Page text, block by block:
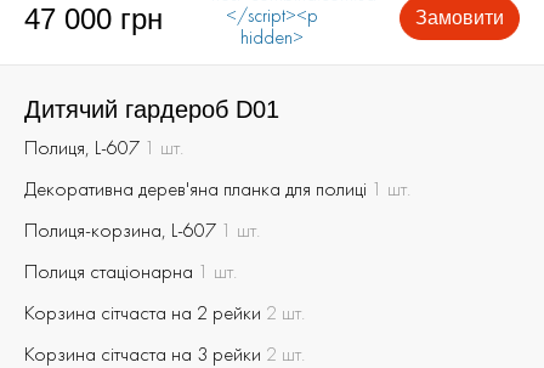
47 000 грн Замовити
Дитячий гардероб D01
Полиця, L-607 1 шт.
Декоративна дерев'яна планка для полиці 1 шт.
Полиця-корзина, L-607 1 шт.
Полиця стаціонарна 1 шт.
Корзина сітчаста на 2 рейки 2 шт.
Корзина сітчаста на 3 рейки 2 шт.